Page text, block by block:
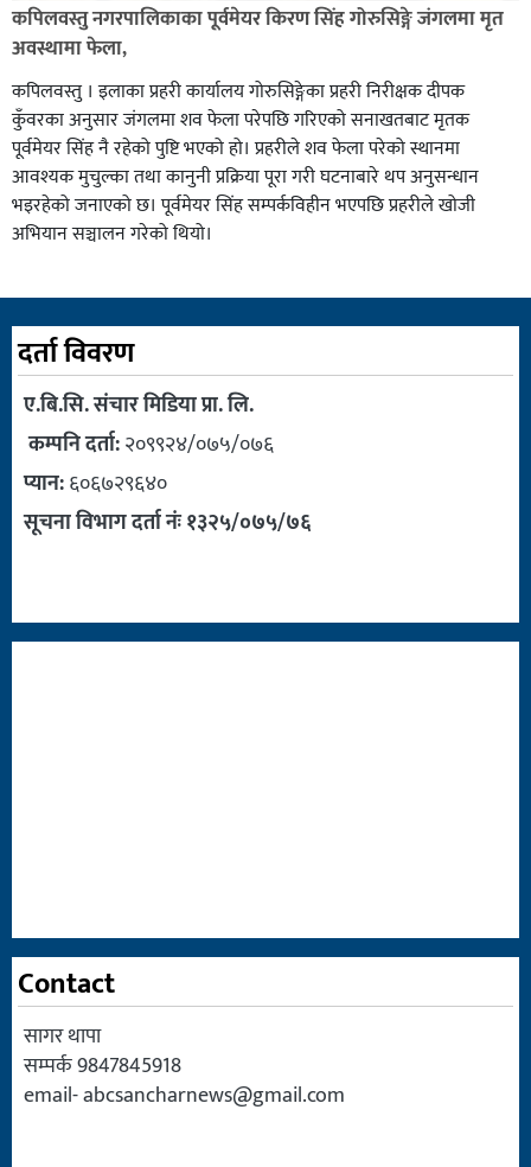
कपिलवस्तु नगरपालिकाका पूर्वमेयर किरण सिंह गोरुसिङ्गे जंगलमा मृत
अवस्थामा फेला,
कपिलवस्तु । इलाका प्रहरी कार्यालय गोरुसिङ्गेका प्रहरी निरीक्षक दीपक
कुँवरका अनुसार जंगलमा शव फेला परेपछि गरिएको सनाखतबाट मृतक
पूर्वमेयर सिंह नै रहेको पुष्टि भएको हो। प्रहरीले शव फेला परेको स्थानमा
आवश्यक मुचुल्का तथा कानुनी प्रक्रिया पूरा गरी घटनाबारे थप अनुसन्धान
भइरहेको जनाएको छ। पूर्वमेयर सिंह सम्पर्कविहीन भएपछि प्रहरीले खोजी
अभियान सञ्चालन गरेको थियो।
दर्ता विवरण
ए.बि.सि. संचार मिडिया प्रा. लि.
कम्पनि दर्ता:२०९९२४/०७५/०७६
प्यान:६०६७२९६४०
सूचना विभाग दर्ता नंः १३२५/०७५/७६
Contact
सागर थापा
सम्पर्क 9847845918
email-abcsancharnews@gmail.com